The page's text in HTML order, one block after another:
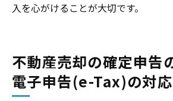
入を心がけることが大切です。
不動産売却の確定申告
電子申告(e-Tax)の対応